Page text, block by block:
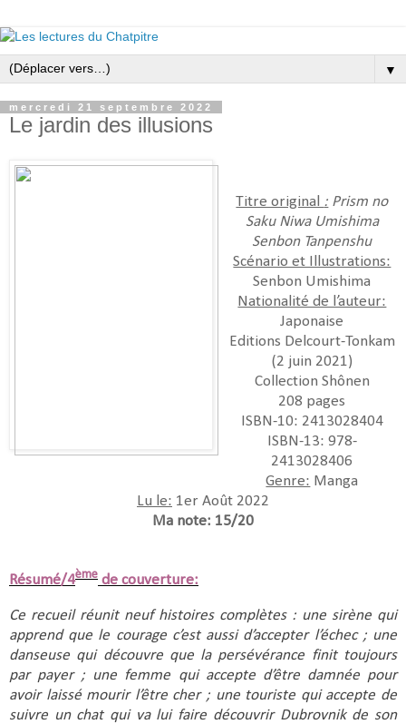
▼
mercredi 21 septembre 2022
Le jardin des illusions
Titre original : Prism no
Saku Niwa Umishima
Senbon Tanpenshu
Scénario et Illustrations:
Senbon Umishima
Nationalité de l’auteur:
Japonaise
Editions Delcourt-Tonkam
(2 juin 2021)
Collection Shônen
208 pages
ISBN-10:‎ 2413028404
ISBN-13: 978-
2413028406
Genre: Manga
Lu le: 1er Août 2022
Ma note: 15/20
Résumé/4ème de couverture:
Ce recueil réunit neuf histoires complètes : une sirène qui
apprend que le courage c’est aussi d’accepter l’échec ; une
danseuse qui découvre que la persévérance finit toujours
par payer ; une femme qui accepte d’être damnée pour
avoir laissé mourir l’être cher ; une touriste qui accepte de
suivre un chat qui va lui faire découvrir Dubrovnik de son